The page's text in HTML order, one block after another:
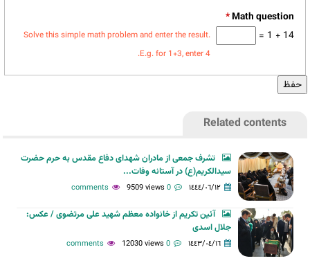
*
14 + 1 =
Solve this simple math problem and enter the result.
E.g. for 1+3, enter 4.
Related contents
تشرف جمعی از مادران شهدای دفاع مقدس به حرم حضرت
سیدالکریم(ع) در آستانه وفات...
١٤٤٤/٠٦/١٢ 0 comments
9509 views
آئین تکریم از خانواده معظم شهید علی مرتضوی / عکس:
جلال اسدی
١٤٤٣/٠٤/١٦ 0 comments
12030 views